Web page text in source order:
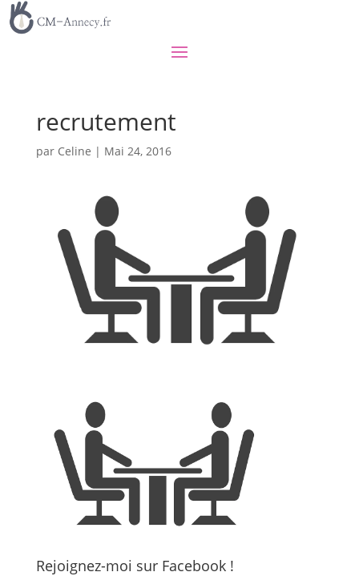
recrutement
par Celine | Mai 24, 2016
Rejoignez-moi sur Facebook !